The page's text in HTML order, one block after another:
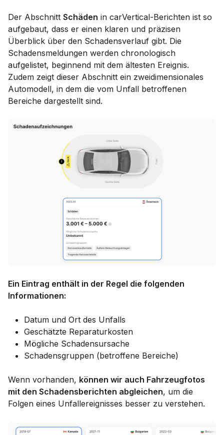
Der Abschnitt Schäden in carVertical-Berichten ist so
aufgebaut, dass er einen klaren und präzisen
Überblick über den Schadensverlauf gibt. Die
Schadensmeldungen werden chronologisch
aufgelistet, beginnend mit dem ältesten Ereignis.
Zudem zeigt dieser Abschnitt ein zweidimensionales
Automodell, in dem die vom Unfall betroffenen
Bereiche dargestellt sind.
Ein Eintrag enthält in der Regel die folgenden
Informationen:
Datum und Ort des Unfalls
Geschätzte Reparaturkosten
Mögliche Schadensursache
Schadensgruppen (betroffene Bereiche)
Wenn vorhanden, können wir auch Fahrzeugfotos
mit den Schadensberichten abgleichen, um die
Folgen eines Unfallereignisses besser zu verstehen.